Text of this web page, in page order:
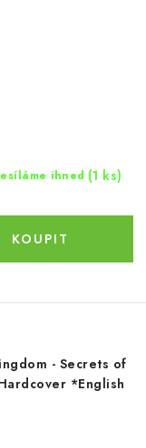
ihned (1 ks)
- Secrets of
*English